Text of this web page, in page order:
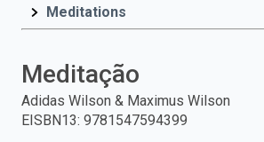
and
press
Meditations
Meditação
Adidas Wilson & Maximus Wilson
EISBN13: 9781547594399